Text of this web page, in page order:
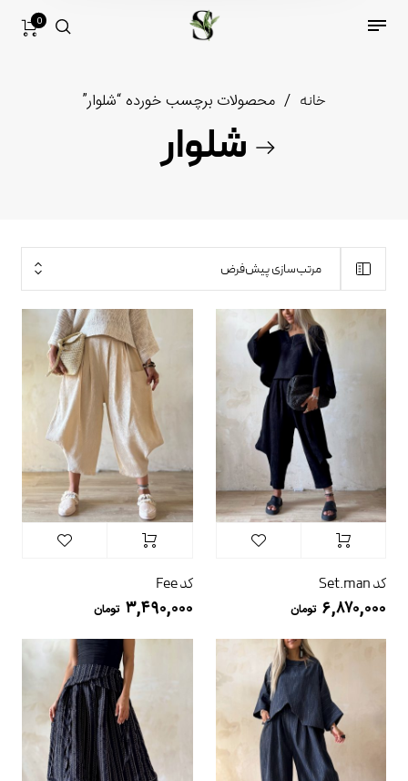
0
خانه / محصولات برچسب خورده “شلوار”
شلوار
مرتب‌سازی پیش‌فرض
کد Set.man
۶,۸۷۰,۰۰۰ تومان
کد Fee
۳,۴۹۰,۰۰۰ تومان